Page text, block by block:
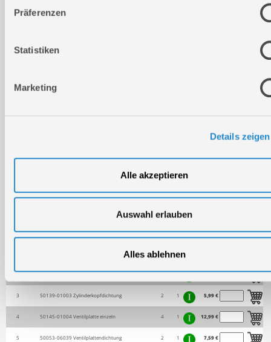
Präferenzen
Statistiken
Marketing
Details zeigen
Alle akzeptieren
Auswahl erlauben
Alles ablehnen
Ersatzteilliste 01
Pos. Bild Ersatzteilnr. Bezeichnung RBStatus Menge
2 1
2 50145-01002Zylinderkopfdeckel 2 1 16,99 €
3 50139-01003 Zylinderkopfdichtung 2 1 5,99 €
4 50145-01004Ventilplatte einzeln 4 1 12,99 €
5 50053-06039 Ventilplattendichtung 2 1 7,59 €